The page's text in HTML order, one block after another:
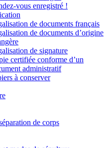
vous enregistré !
de documents français
de documents d’origine
de signature
certifiée conforme d’un
administratif
à conserver
de corps